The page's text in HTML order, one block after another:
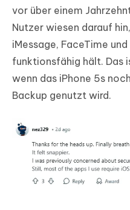
vor über einem
Nutzer wiesen darauf
iMessage, FaceTime
funktionsfähig hält. Das
wenn das iPhone 5s
Backup genutzt wird.